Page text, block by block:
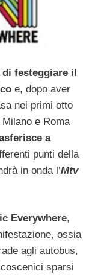
di festeggiare il
e, dopo aver
nei primi otto
e Roma
a
punti della
in onda l’Mtv
Everywhere,
ossia
agli autobus,
sparsi